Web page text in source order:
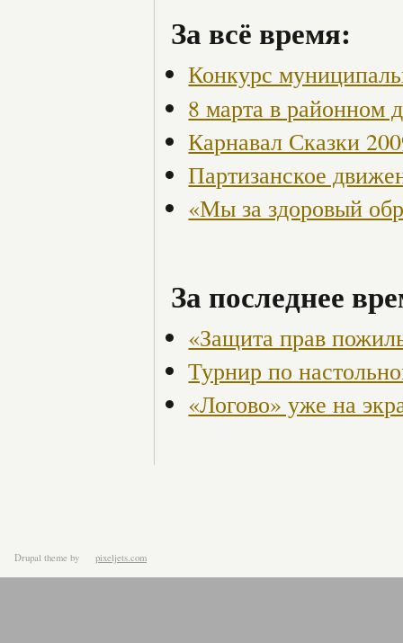
За всё время:
Конкурс
8 марта в районном
Карнавал Сказки
Партизанское
«Мы за здоровый
За последнее
«Защита прав
Турнир по
«Логово» уже на
Drupal theme by pixeljets.com